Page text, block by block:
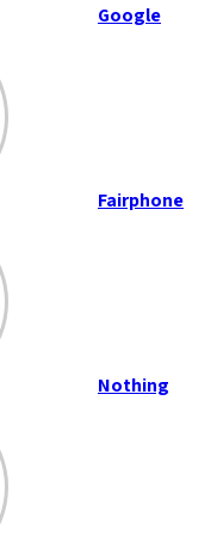
Google
Fairphone
Nothing